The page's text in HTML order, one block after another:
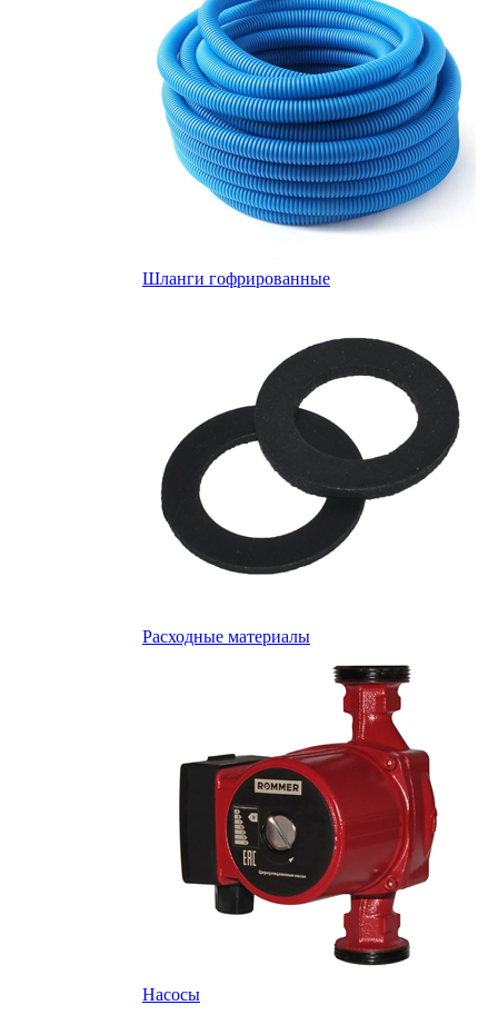
Шланги гофрированные
Расходные материалы
Насосы